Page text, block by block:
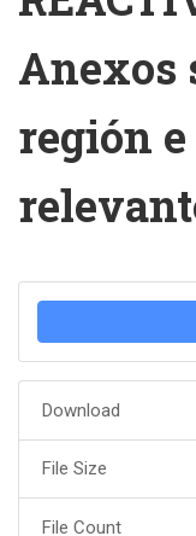
Anexos
región
Download
File Size
File Count